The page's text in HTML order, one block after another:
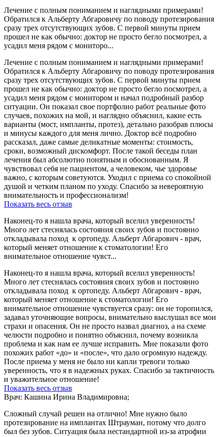
Лечение с полным пониманием и наглядными примерами!
Обратился к Альберту Абгаровичу по поводу протезирования
сразу трех отсутствующих зубов. С первой минуты прием
прошел не как обычно: доктор не просто бегло посмотрел, а
усадил меня рядом с мониторо...
Лечение с полным пониманием и наглядными примерами!
Обратился к Альберту Абгаровичу по поводу протезирования
сразу трех отсутствующих зубов. С первой минуты прием
прошел не как обычно: доктор не просто бегло посмотрел, а
усадил меня рядом с монитором и начал подробный разбор
ситуации. Он показал свое портфолио работ реальные фото
случаев, похожих на мой, и наглядно объяснил, какие есть
варианты (мост, импланты, протез), детально разобрав плюсы
и минусы каждого для меня лично. Доктор всё подробно
рассказал, даже самые деликатные моменты: стоимость,
сроки, возможный дискомфорт. После такой беседы план
лечения был абсолютно понятным и обоснованным. Я
чувствовал себя не пациентом, а человеком, чье здоровье
важно, с которым советуются. Уходил с приема со спокойной
душой и четким планом по уходу. Спасибо за невероятную
внимательность и профессионализм!
Показать весь отзыв
Наконец-то я нашла врача, который вселил уверенность!
Много лет стеснялась состояния своих зубов и постоянно
откладывала поход к ортопеду. Альберт Абгарович - врач,
который меняет отношение к стоматологии! Его
внимательное отношение чувст...
Наконец-то я нашла врача, который вселил уверенность!
Много лет стеснялась состояния своих зубов и постоянно
откладывала поход к ортопеду. Альберт Абгарович - врач,
который меняет отношение к стоматологии! Его
внимательное отношение чувствуется сразу: он не торопился,
задавал уточняющие вопросы, внимательно выслушал все мои
страхи и опасения. Он не просто назвал диагноз, а на схеме
челюсти подробно и понятно объяснил, почему возникла
проблема и как нам ее лучше исправить. Мне показали фото
похожих работ «до» и «после», что дало огромную надежду.
После приема у меня не было ни капли тревоги только
уверенность, что я в надежных руках. Спасибо за тактичность
и уважительное отношение!
Показать весь отзыв
Врач: Кашина Ирина Владимировна;
Сложный случай решен на отлично! Мне нужно было
протезирование на имплантах Штрауман, потому что долго
был без зубов. Ситуация была нестандартной из-за атрофии